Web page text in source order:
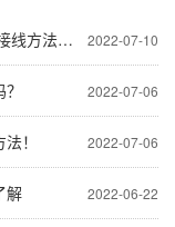
2022-07-10
算公式）
2022-07-06
2022-07-06
！
2022-06-22
解